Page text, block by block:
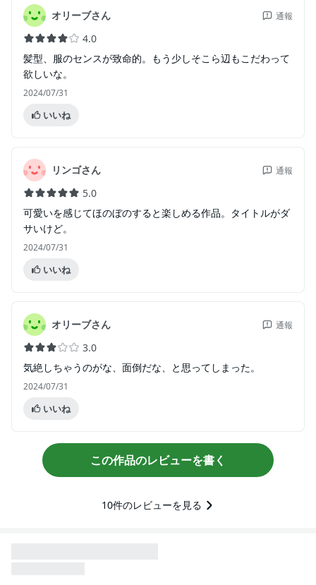
オリーブさん 通報
4.0
髪型、服のセンスが致命的。もう少しそこら辺もこだわって
欲しいな。
2024/07/31
いいね
リンゴさん 通報
5.0
可愛いを感じてほのぼのすると楽しめる作品。タイトルがダ
サいけど。
2024/07/31
いいね
オリーブさん 通報
3.0
気絶しちゃうのがな、面倒だな、と思ってしまった。
2024/07/31
いいね
この作品のレビューを書く
10件のレビューを見る